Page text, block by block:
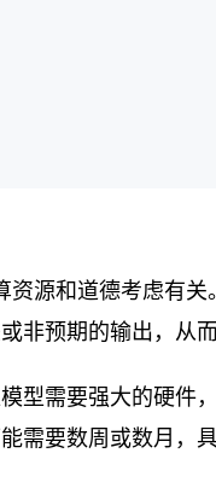
源和道德考虑有关
非预期的输出，从
型需要强大的硬件
需要数周或数月，